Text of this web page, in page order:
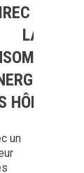
RÉDUIT
LA
HÔPITAUX
un